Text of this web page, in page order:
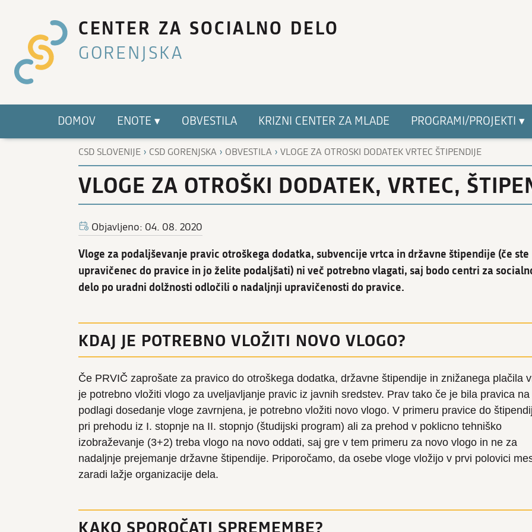
CENTER ZA SOCIALNO DELO
GORENJSKA
DOMOV ENOTE ▾ OBVESTILA KRIZNI CENTER ZA MLADE PROGRAMI/PROJEKTI ▾
CSD SLOVENIJE › CSD GORENJSKA › OBVESTILA › VLOGE ZA OTROSKI DODATEK VRTEC ŠTIPENDIJE
VLOGE ZA OTROŠKI DODATEK, VRTEC,
Objavljeno: 04. 08. 2020
Vloge za podaljševanje pravic otroškega dodatka, subvencije vrtca in državne štipendije (če ste
upravičenec do pravice in jo želite podaljšati) ni več potrebno vlagati, saj bodo centri za
delo po uradni dolžnosti odločili o nadaljnji upravičenosti do pravice.
KDAJ JE POTREBNO VLOŽITI NOVO VLOGO?
Če PRVIČ zaprošate za pravico do otroškega dodatka, državne štipendije in znižanega plačila
je potrebno vložiti vlogo za uveljavljanje pravic iz javnih sredstev. Prav tako če je bila pravica na
podlagi dosedanje vloge zavrnjena, je potrebno vložiti novo vlogo. V primeru pravice do
pri prehodu iz I. stopnje na II. stopnjo (študijski program) ali za prehod v poklicno tehniško
izobraževanje (3+2) treba vlogo na novo oddati, saj gre v tem primeru za novo vlogo in ne za
nadaljnje prejemanje državne štipendije. Priporočamo, da osebe vloge vložijo v prvi polovici
zaradi lažje organizacije dela.
KAKO SPOROČATI SPREMEMBE?